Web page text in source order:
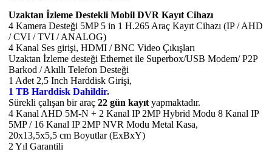
Uzaktan İzleme Destekli Mobil DVR Kayıt Cihazı
4 Kamera Desteği 5MP 5 in 1 H.265 Araç Kayıt Cihazı (IP / AHD
/ CVI / TVI / ANALOG)
4 Kanal Ses girişi, HDMI / BNC Video Çıkışları
Uzaktan İzleme desteği Ethernet ile Superbox/USB Modem/ P2P
Barkod / Akıllı Telefon Desteği
1 Adet 2,5 Inch Harddisk Girişi,
1 TB Harddisk Dahildir.
Sürekli çalışan bir araç 22 gün kayıt yapmaktadır.
4 Kanal AHD 5M-N + 2 Kanal IP 2MP Hybrid Modu 8 Kanal IP
5MP / 16 Kanal IP 2MP NVR Modu Metal Kasa,
20x13,5x5,5 cm Boyutlar (ExBxY)
2 Yıl Garantili